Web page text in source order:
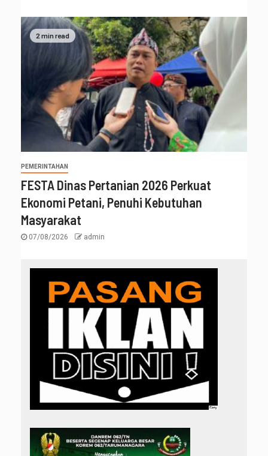
2 min read
PEMERINTAHAN
FESTA Dinas Pertanian 2026 Perkuat
Ekonomi Petani, Penuhi Kebutuhan
Masyarakat
07/08/2026 admin